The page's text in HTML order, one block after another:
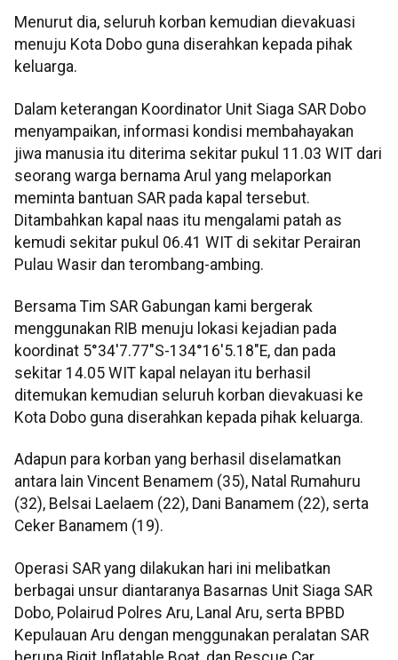
Menurut dia, seluruh korban kemudian dievakuasi
menuju Kota Dobo guna diserahkan kepada pihak
keluarga.
Dalam keterangan Koordinator Unit Siaga SAR Dobo
menyampaikan, informasi kondisi membahayakan
jiwa manusia itu diterima sekitar pukul 11.03 WIT dari
seorang warga bernama Arul yang melaporkan
meminta bantuan SAR pada kapal tersebut.
Ditambahkan kapal naas itu mengalami patah as
kemudi sekitar pukul 06.41 WIT di sekitar Perairan
Pulau Wasir dan terombang-ambing.
Bersama Tim SAR Gabungan kami bergerak
menggunakan RIB menuju lokasi kejadian pada
koordinat 5°34'7.77"S-134°16'5.18"E, dan pada
sekitar 14.05 WIT kapal nelayan itu berhasil
ditemukan kemudian seluruh korban dievakuasi ke
Kota Dobo guna diserahkan kepada pihak keluarga.
Adapun para korban yang berhasil diselamatkan
antara lain Vincent Benamem (35), Natal Rumahuru
(32), Belsai Laelaem (22), Dani Banamem (22), serta
Ceker Banamem (19).
Operasi SAR yang dilakukan hari ini melibatkan
berbagai unsur diantaranya Basarnas Unit Siaga SAR
Dobo, Polairud Polres Aru, Lanal Aru, serta BPBD
Kepulauan Aru dengan menggunakan peralatan SAR